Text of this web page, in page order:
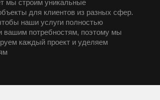
мы строим уникальные
для клиентов из разных сфер.
наши услуги полностью
вашим потребностям, поэтому мы
каждый проект и уделяем